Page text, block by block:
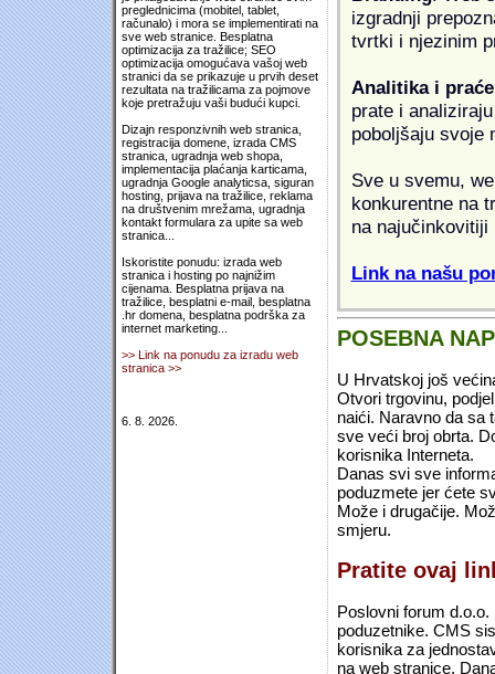
preglednicima (mobitel, tablet,
računalo) i mora se implementirati na
sve web stranice. Besplatna
optimizacija za tražilice; SEO
optimizacija omogućava vašoj web
stranici da se prikazuje u prvih deset
rezultata na tražilicama za pojmove
koje pretražuju vaši budući kupci.
Dizajn responzivnih web stranica,
registracija domene, izrada CMS
stranica, ugradnja web shopa,
implementacija plaćanja karticama,
ugradnja Google analyticsa, siguran
hosting, prijava na tražilice, reklama
na društvenim mrežama, ugradnja
kontakt formulara za upite sa web
stranica...
Iskoristite ponudu: izrada web
stranica i hosting po najnižim
cijenama. Besplatna prijava na
tražilice, besplatni e-mail, besplatna
.hr domena, besplatna podrška za
internet marketing...
>> Link na ponudu za izradu web
stranica >>
6. 8. 2026.
izgradnji
tvrtki i njezinim
Analitika i
prate i
poboljšaju svoje
Sve u svemu,
konkurentne na
na najučinkovitiji
Link na našu
POSEBNA
U Hrvatskoj još
Otvori trgovinu,
naići. Naravno da sa
sve veći broj obrta.
korisnika Interneta.
Danas svi sve
poduzmete jer ćete
Može i drugačije.
smjeru.
Pratite ovaj
Poslovni forum
poduzetnike. CMS
korisnika za
na web stranice.